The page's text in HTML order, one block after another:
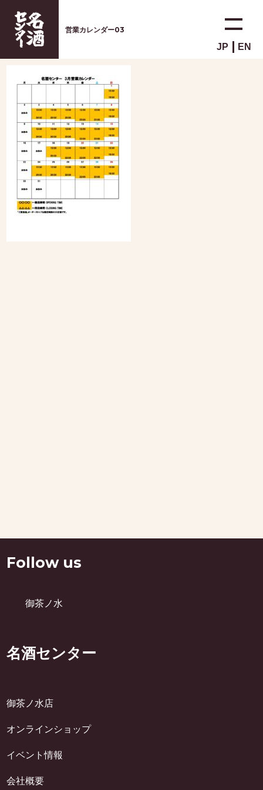
営業カレンダー03
JP EN
Follow us
御茶ノ水
名酒センター
御茶ノ水店
オンラインショップ
イベント情報
会社概要